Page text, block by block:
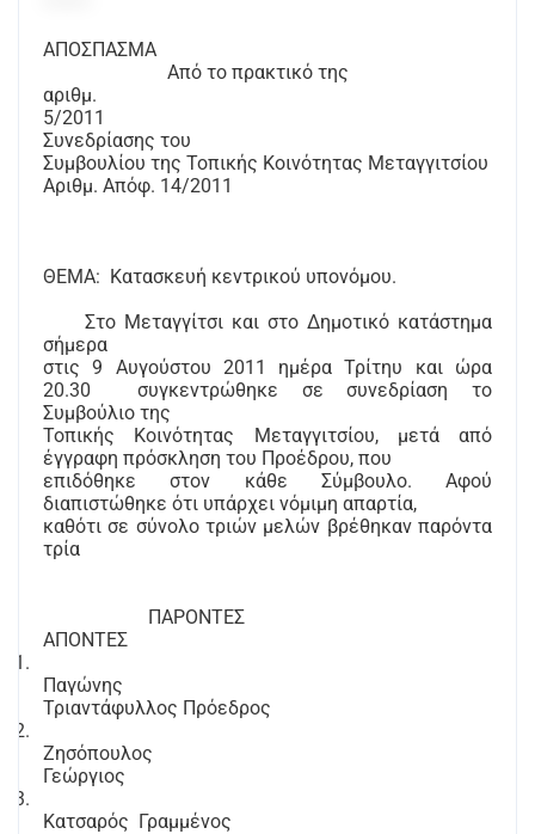
ΑΠΟΣΠΑΣΜΑ
Από το πρακτικό της
αριθμ.
5/2011
Συνεδρίασης του
Συμβουλίου της Τοπικής Κοινότητας Μεταγγιτσίου
Αριθμ. Απόφ. 14/2011
ΘΕΜΑ: Κατασκευή κεντρικού υπονόμου.
Στο Μεταγγίτσι και στο Δημοτικό κατάστημα
σήμερα
στις 9 Αυγούστου 2011 ημέρα Τρίτηυ και ώρα
20.30
συγκεντρώθηκε σε συνεδρίαση το
Συμβούλιο της
Τοπικής Κοινότητας Μεταγγιτσίου, μετά από
έγγραφη πρόσκληση του Προέδρου, που
επιδόθηκε στον κάθε Σύμβουλο. Αφού
διαπιστώθηκε ότι υπάρχει νόμιμη απαρτία,
καθότι σε σύνολο τριών μελών βρέθηκαν παρόντα
τρία
ΠΑΡΟΝΤΕΣ
ΑΠΟΝΤΕΣ
1.
Παγώνης
Τριαντάφυλλος Πρόεδρος
2.
Ζησόπουλος
Γεώργιος
3.
Κατσαρός Γραμμένος